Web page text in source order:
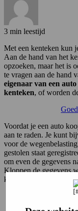
3 min leestijd
Met een kenteken kun
Aan de hand van het
opzoeken, maar het is
te vragen aan de hand
eigenaar van een
kenteken, of worden
Voordat je een auto
aan te raden. Je kunt
voor de
gestolen staat
om even de gegevens
Kloppen de gegevens
kenteken geeft je
Goedkope